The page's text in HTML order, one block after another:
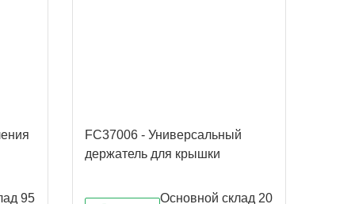
95
FC37006 - Универсальный
держатель для крышки
Основной склад 20